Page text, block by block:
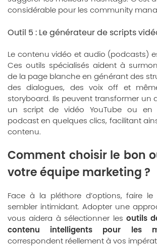
considérable pour les community
Outil 5 : Le générateur de scripts
Le contenu vidéo et audio (podcasts)
Ces outils spécialisés aident à
de la page blanche en générant des
des dialogues, des voix off et
storyboard. Ils peuvent transformer un
un script de vidéo YouTube ou
podcast en quelques clics, facilitant
contenu.
Comment choisir le bon
votre équipe marketing ?
Face à la pléthore d’options, faire
sembler intimidant. Adopter une
vous aidera à sélectionner les outils
contenu intelligents pour les
correspondent réellement à vos